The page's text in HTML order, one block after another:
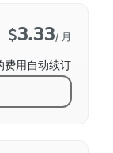
$3.33/ 月
费用自动续订